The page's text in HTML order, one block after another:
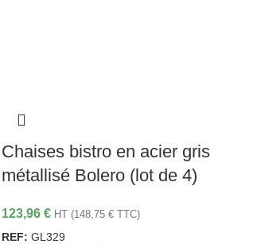
Chaises bistro en acier gris
métallisé Bolero (lot de 4)
123,96 € HT (148,75 € TTC)
REF: GL329